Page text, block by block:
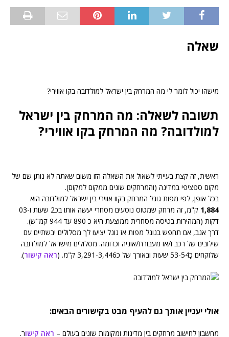
שאלה
מישהו יכול לומר לי מה המרחק בין ישראל למולדובה בקו אווירי?
תשובה לשאלה: מה המרחק בין ישראל
למולדובה? מה המרחק בקו אווירי?
ראשית, זה קצת בעייתי לשאול את השאלה הזו משום שאתה לא נותן שם של
מקום ספציפי במדינה (והמרחקים שונים ממקום למקום).
בכל אופן, לפי מפות גוגל המרחק בקוו אווירי בין ישראל למולדובה הוא
1,884
ק"מ, זה מרחק שמטוס נוסעים מסחרי יעשה אותו בכ2 שעות ו-03
דקות (המהירות בטיסה מסחרית ממוצעת היא כ 890 עד 944 קמ"ש).
דרך אגב, אם תחפש בגוגל מפות אז גוגל יציעו לך מסלולים יבשתיים עם
שילובים של רכב ו/או מעבורת/אוניה וכדומה. מסלולים מישראל למולדובה
שלוקחים כֳ53-54 שעות ובאורך של כ3,291-3,446 ק"מ. (
ראה קישור).
אולי יעניין אותך גם להעיף מבט בקישורים הבאים:
מחשבון לחישוב מרחקים בין מדינות ומקומות שונים בעולם – ראה קישור.